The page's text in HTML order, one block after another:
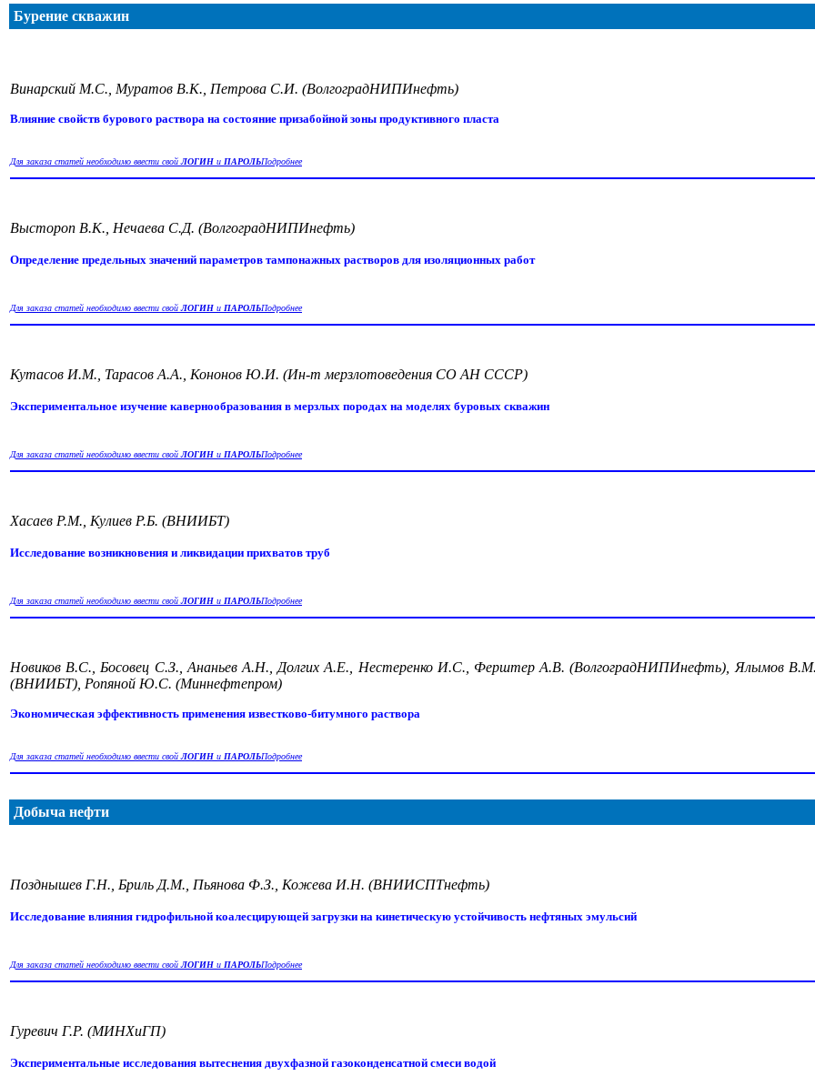
Бурение скважин
Винарский М.С., Муратов В.К., Петрова С.И. (ВолгоградНИПИнефть)
Влияние свойств бурового раствора на состояние призабойной зоны продуктивного пласта
Для заказа статей необходимо ввести свойЛОГИН и ПАРОЛЬПодробнее
Выстороп В.К., Нечаева С.Д. (ВолгоградНИПИнефть)
Определение предельных значений параметров тампонажных растворов для изоляционных работ
Для заказа статей необходимо ввести свойЛОГИН и ПАРОЛЬПодробнее
Кутасов И.М., Тарасов А.А., Кононов Ю.И. (Ин-т мерзлотоведения СО АН СССР)
Экспериментальное изучение кавернообразования в мерзлых породах на моделях буровых скважин
Для заказа статей необходимо ввести свойЛОГИН и ПАРОЛЬПодробнее
Хасаев Р.М., Кулиев Р.Б. (ВНИИБТ)
Исследование возникновения и ликвидации прихватов труб
Для заказа статей необходимо ввести свойЛОГИН и ПАРОЛЬПодробнее
Новиков В.С., Босовец С.З., Ананьев А.Н., Долгих А.Е., Нестеренко И.С., Ферштер А.В. (ВолгоградНИПИнефть),
(ВНИИБТ), Ропяной Ю.С. (Миннефтепром)
Экономическая эффективность применения известково-битумного раствора
Для заказа статей необходимо ввести свойЛОГИН и ПАРОЛЬПодробнее
Добыча нефти
Позднышев Г.Н., Бриль Д.М., Пьянова Ф.З., Кожева И.Н. (ВНИИСПТнефть)
Исследование влияния гидрофильной коалесцирующей загрузки на кинетическую устойчивость нефтяных эмульсий
Для заказа статей необходимо ввести свойЛОГИН и ПАРОЛЬПодробнее
Гуревич Г.Р. (МИНХиГП)
Экспериментальные исследования вытеснения двухфазной газоконденсатной смеси водой